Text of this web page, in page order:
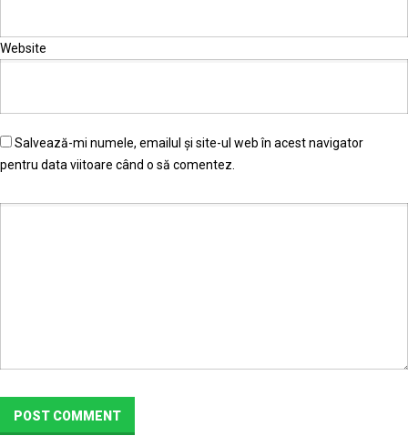
Website
Salvează-mi numele, emailul și site-ul web în acest navigator
pentru data viitoare când o să comentez.